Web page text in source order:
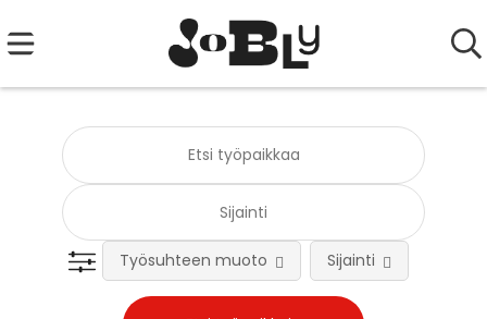
Työsuhteen muoto Sijainti